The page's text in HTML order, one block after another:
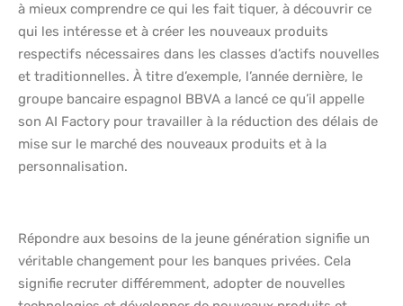
à mieux comprendre ce qui les fait tiquer, à découvrir ce
qui les intéresse et à créer les nouveaux produits
respectifs nécessaires dans les classes d’actifs nouvelles
et traditionnelles. À titre d’exemple, l’année dernière, le
groupe bancaire espagnol BBVA a lancé ce qu’il appelle
son AI Factory pour travailler à la réduction des délais de
mise sur le marché des nouveaux produits et à la
personnalisation.
Répondre aux besoins de la jeune génération signifie un
véritable changement pour les banques privées. Cela
signifie recruter différemment, adopter de nouvelles